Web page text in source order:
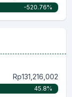
-520.76%
Rp131,216,002
45.8%